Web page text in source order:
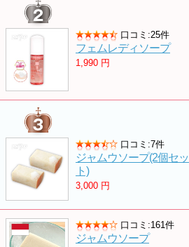
口コミ:25件
フェムレディソープ
1,990 円
口コミ:7件
ジャムウソープ(2個セッ
ト)
3,000 円
口コミ:161件
ジャムウソープ